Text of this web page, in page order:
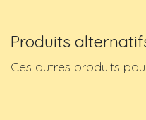
Produits
Ces autres produits